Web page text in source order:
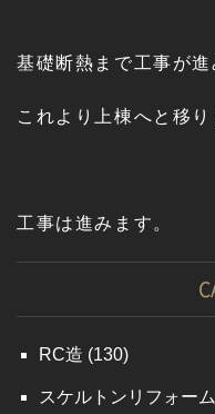
基礎断熱まで工事が進
これより上棟へと移り
工事は進みます。
RC造 (130)
スケルトンリフォーム